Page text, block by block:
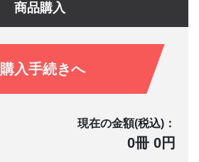
商品購入
購入手続きへ
現在の金額(税込)：
0冊 0円